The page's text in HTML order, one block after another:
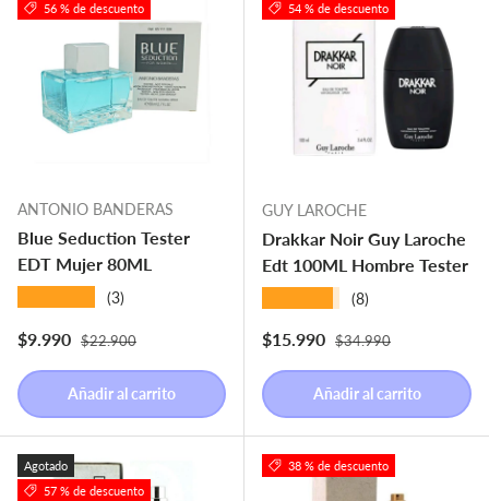
56 % de descuento
ANTONIO BANDERAS
Blue Seduction Tester
EDT Mujer 80ML
(3)
Precio de venta
$9.990 Precio normal
$22.900
Añadir al carrito
54 % de descuento
GUY LAROCHE
Drakkar Noir Guy Laroche
Edt 100ML Hombre Tester
(8)
Precio de venta
$15.990 Precio normal
$34.990
Añadir al carrito
Agotado
57 % de descuento
38 % de descuento